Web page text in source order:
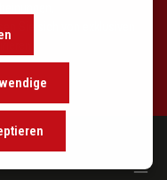
Sie sich von exklusiven